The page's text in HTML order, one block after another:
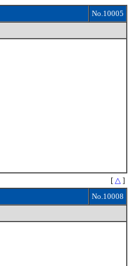
No.10005
[ △ ]
No.10008